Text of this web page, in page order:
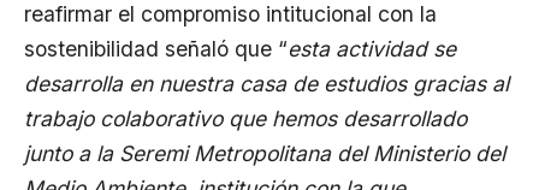
reafirmar el compromiso intitucional con la
sostenibilidad señaló que “esta actividad se
desarrolla en nuestra casa de estudios gracias al
trabajo colaborativo que hemos desarrollado
junto a la Seremi Metropolitana del Ministerio del